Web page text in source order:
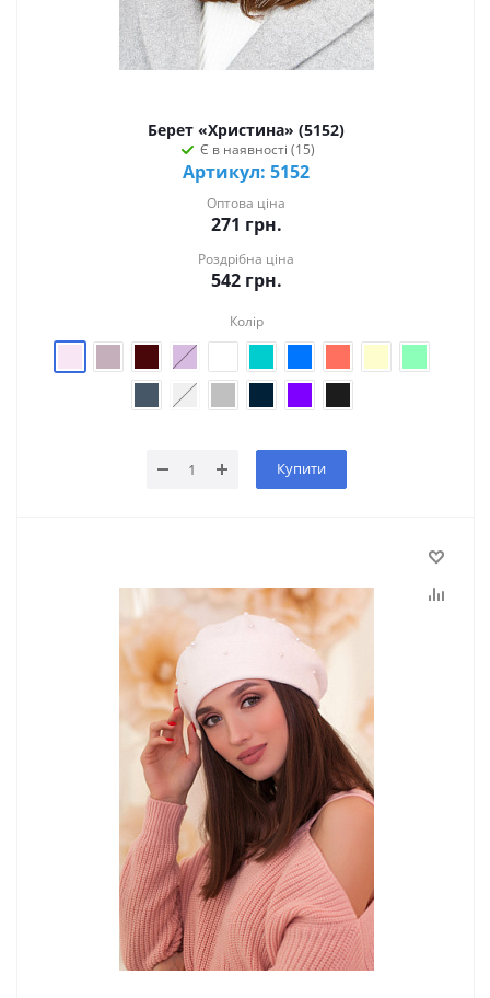
Берет «Христина» (5152)
Є в наявності (15)
Артикул: 5152
Оптова ціна
271 грн.
Роздрібна ціна
542грн.
Колір
Купити